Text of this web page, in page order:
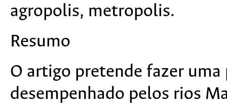
agropolis, metropolis.
Resumo
O artigo pretende fazer
desempenhado pelos rios